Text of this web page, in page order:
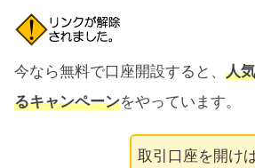
今なら無料で口座開設すると、 人
るキャンペーンをやっています。
取引口座を開け